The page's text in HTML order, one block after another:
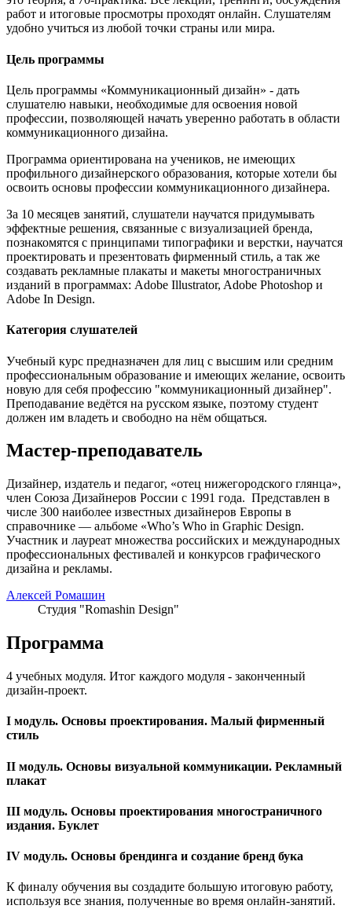
работ и итоговые просмотры проходят онлайн. Слушателям
удобно учиться из любой точки страны или мира.
Цель программы
Цель программы «Коммуникационный дизайн» - дать
слушателю навыки, необходимые для освоения новой
профессии, позволяющей начать уверенно работать в области
коммуникационного дизайна.
Программа ориентирована на учеников, не имеющих
профильного дизайнерского образования, которые хотели бы
освоить основы профессии коммуникационного дизайнера.
За 10 месяцев занятий, слушатели научатся придумывать
эффектные решения, связанные с визуализацией бренда,
познакомятся с принципами типографики и верстки, научатся
проектировать и презентовать фирменный стиль, а так же
создавать рекламные плакаты и макеты многостраничных
изданий в программах: Adobe Illustrator, Adobe Photoshop и
Adobe In Design.
Категория слушателей
Учебный курс предназначен для лиц с высшим или средним
профессиональным образование и имеющих желание, освоить
новую для себя профессию "коммуникационный дизайнер".
Преподавание ведётся на русском языке, поэтому студент
должен им владеть и свободно на нём общаться.
Мастер-преподаватель
Дизайнер, издатель и педагог, «отец нижегородского глянца»,
член Союза Дизайнеров России с 1991 года. Представлен в
числе 300 наиболее известных дизайнеров Европы в
справочнике — альбоме «Who’s Who in Graphic Design.
Участник и лауреат множества российских и международных
профессиональных фестивалей и конкурсов графического
дизайна и рекламы.
Алексей Ромашин
Студия "Romashin Design"
Программа
4 учебных модуля. Итог каждого модуля - законченный
дизайн-проект.
I модуль. Основы проектирования. Малый фирменный
стиль
II модуль. Основы визуальной коммуникации. Рекламный
плакат
III модуль. Основы проектирования многостраничного
издания. Буклет
IV модуль. Основы брендинга и создание бренд бука
К финалу обучения вы создадите большую итоговую работу,
используя все знания, полученные во время онлайн-занятий.